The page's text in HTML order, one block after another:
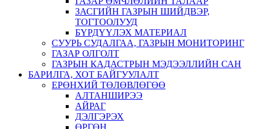
ЗАСГИЙН ГАЗРЫН ШИЙДВЭР,
ТОГТООЛУУД
БҮРДҮҮЛЭХ МАТЕРИАЛ
СУУРЬ СУДАЛГАА, ГАЗРЫН МОНИТОРИНГ
ГАЗАР ОЛГОЛТ
ГАЗРЫН КАДАСТРЫН МЭДЭЭЛЛИЙН САН
БАРИЛГА, ХОТ БАЙГУУЛАЛТ
ЕРӨНХИЙ ТӨЛӨВЛӨГӨӨ
АЛТАНШИРЭЭ
АЙРАГ
ДЭЛГЭРЭХ
ӨРГӨН